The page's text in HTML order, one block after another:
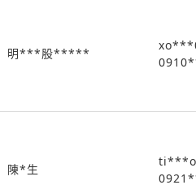
明***股*****
陳*生